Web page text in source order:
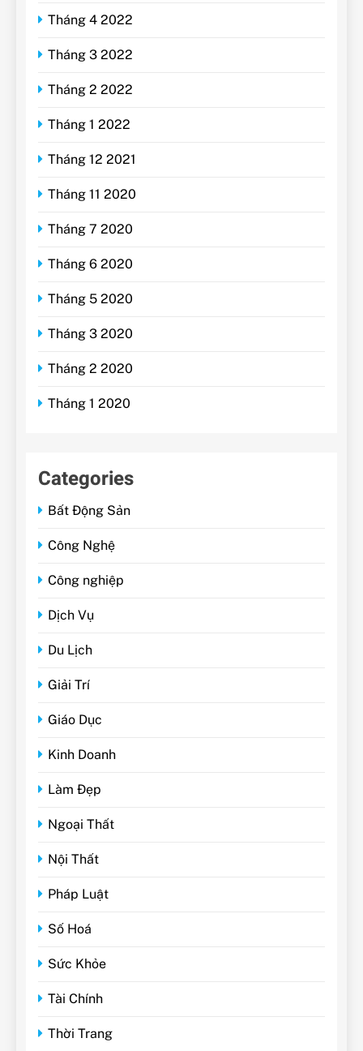
Tháng 4 2022
Tháng 3 2022
Tháng 2 2022
Tháng 1 2022
Tháng 12 2021
Tháng 11 2020
Tháng 7 2020
Tháng 6 2020
Tháng 5 2020
Tháng 3 2020
Tháng 2 2020
Tháng 1 2020
Categories
Bất Động Sản
Công Nghệ
Công nghiệp
Dịch Vụ
Du Lịch
Giải Trí
Giáo Dục
Kinh Doanh
Làm Đẹp
Ngoại Thất
Nội Thất
Pháp Luật
Số Hoá
Sức Khỏe
Tài Chính
Thời Trang